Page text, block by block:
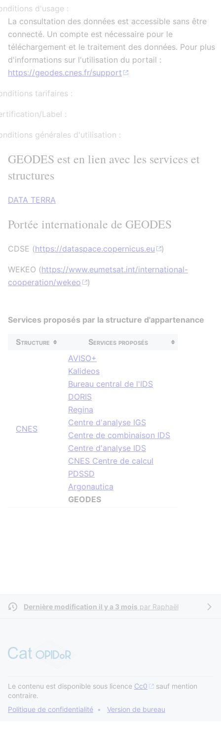
d'usage :
La consultation des données est accessible sans être
connecté. Un compte est nécessaire pour le
téléchargement et le traitement des données. Pour plus
d'informations sur l'utilisation du portail :
https://geodes.cnes.fr/support
tarifaires :
Label :
générales d'utilisation :
GEODES est en lien avec les services et
structures
DATA TERRA
Portée internationale de GEODES
CDSE (https://dataspace.copernicus.eu )
WEKEO (https://www.eumetsat.int/international-
cooperation/wekeo
)
Services proposés par la structure d'appartenance
Structure Services proposés
CNES
AVISO+
Kalideos
Bureau central de l'IDS
DORIS
Regina
Centre d'analyse IGS
Centre de combinaison IDS
Centre d'analyse IDS
CNES Centre de calcul
PDSSD
Argonautica
GEODES
Dernière modification il y a 3 mois par Raphaël
Le contenu est disponible sous licence Cc0
sauf mention
contraire.
Politique de confidentialité
Version de bureau